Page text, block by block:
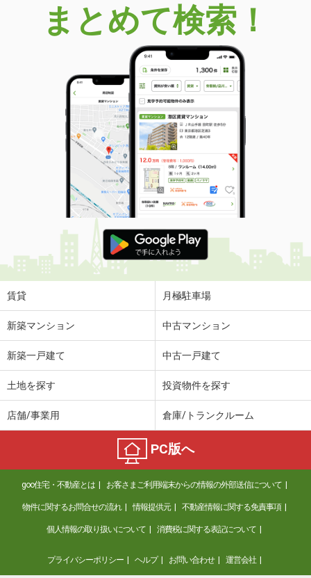
群馬県高崎市和田町
8万円
群馬県高崎市和田町
専有面積 32.85m²
間取り
1DK
群馬県高崎市新保町
価 格
5万円
住 所
群馬県高崎市新保町
専有面積 35.72m²
間取り
ワンルーム
群馬県伊勢崎市境下渕名
価 格
5.10万円
群馬県高崎市剣崎町
価 格
5.25万円
群馬県高崎市剣崎町
専有面積 50.12m²
群馬県高崎市上中居町
住 所
群馬県高崎市上中居町
専有面積
53.46m²
まとめて検索！
賃貸 月極駐車場
新築マンション 中古マンション
新築一戸建て 中古一戸建て
土地を探す 投資物件を探す
店舗/事業用 倉庫/トランクルーム
PC版へ
goo住宅・不動産とは お客さまご利用端末からの情報の外部送信について
物件に関するお問合せの流れ 情報提供元 不動産情報に関する免責事項
個人情報の取り扱いについて 消費税に関する表記について
プライバシーポリシー ヘルプ お問い合わせ 運営会社